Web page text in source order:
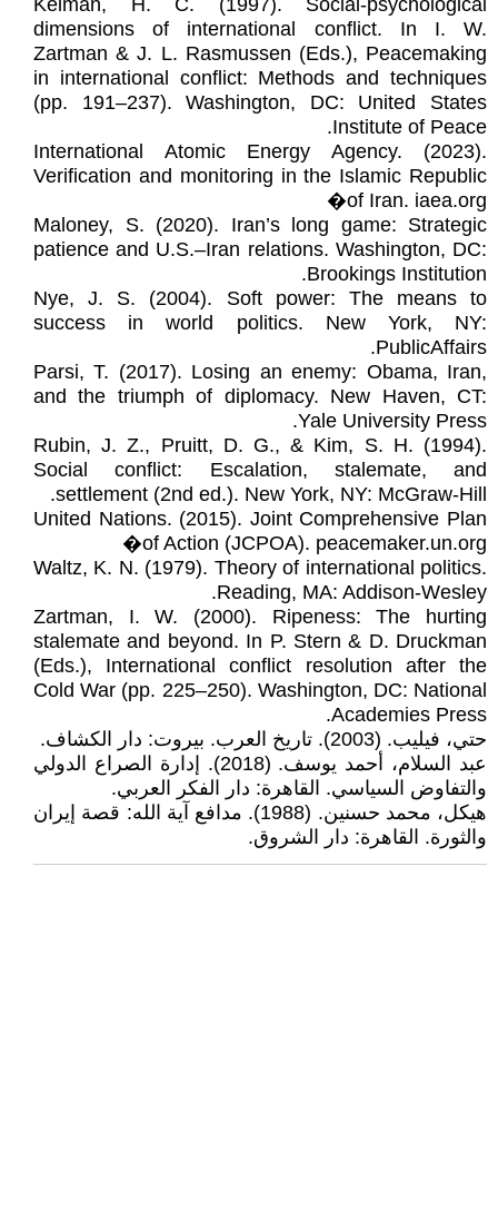
Kelman, H. C. (1997). Social-psychological
dimensions of international conflict. In I. W.
Zartman & J. L. Rasmussen (Eds.), Peacemaking
in international conflict: Methods and techniques
(pp. 191–237). Washington, DC: United States
Institute of Peace.
International Atomic Energy Agency. (2023).
Verification and monitoring in the Islamic Republic
of Iran. iaea.org⁠�
Maloney, S. (2020). Iran’s long game: Strategic
patience and U.S.–Iran relations. Washington, DC:
Brookings Institution.
Nye, J. S. (2004). Soft power: The means to
success in world politics. New York, NY:
PublicAffairs.
Parsi, T. (2017). Losing an enemy: Obama, Iran,
and the triumph of diplomacy. New Haven, CT:
Yale University Press.
Rubin, J. Z., Pruitt, D. G., & Kim, S. H. (1994).
Social conflict: Escalation, stalemate, and
settlement (2nd ed.). New York, NY: McGraw-Hill.
United Nations. (2015). Joint Comprehensive Plan
of Action (JCPOA). peacemaker.un.org⁠�
Waltz, K. N. (1979). Theory of international politics.
Reading, MA: Addison-Wesley.
Zartman, I. W. (2000). Ripeness: The hurting
stalemate and beyond. In P. Stern & D. Druckman
(Eds.), International conflict resolution after the
Cold War (pp. 225–250). Washington, DC: National
Academies Press.
حتي، فيليب. (2003). تاريخ العرب. بيروت: دار الكشاف.
عبد السلام، أحمد يوسف. (2018). إدارة الصراع الدولي
والتفاوض السياسي. القاهرة: دار الفكر العربي.
هيكل، محمد حسنين. (1988). مدافع آية الله: قصة إيران
والثورة. القاهرة: دار الشروق.